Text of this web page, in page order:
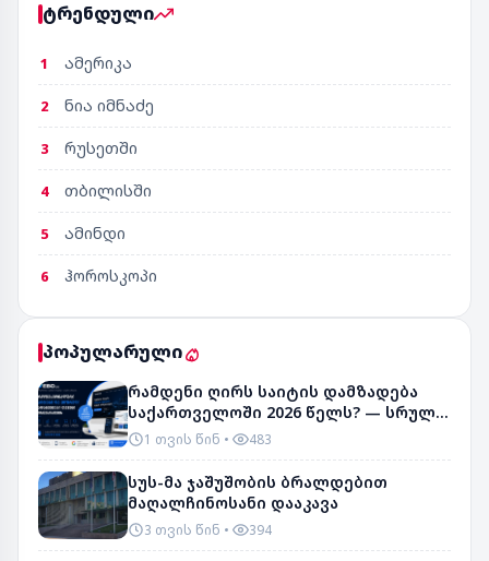
ტრენდული
1 ამერიკა
2 ნია იმნაძე
3 რუსეთში
4 თბილისში
5 ამინდი
6 ჰოროსკოპი
პოპულარული
რამდენი ღირს საიტის დამზადება
საქართველოში 2026 წელს? — სრული
გზამკვლე...
1 თვის წინ 483
სუს-მა ჯაშუშობის ბრალდებით
მაღალჩინოსანი დააკავა
3 თვის წინ 394